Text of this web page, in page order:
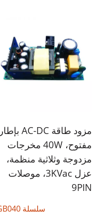
مزود طاقة AC-DC بإطار
مفتوح، 40W مخرجات
مزدوجة وثلاثية منظمة،
عزل 3KVac، موصلات
9PIN
سلسلة GB040